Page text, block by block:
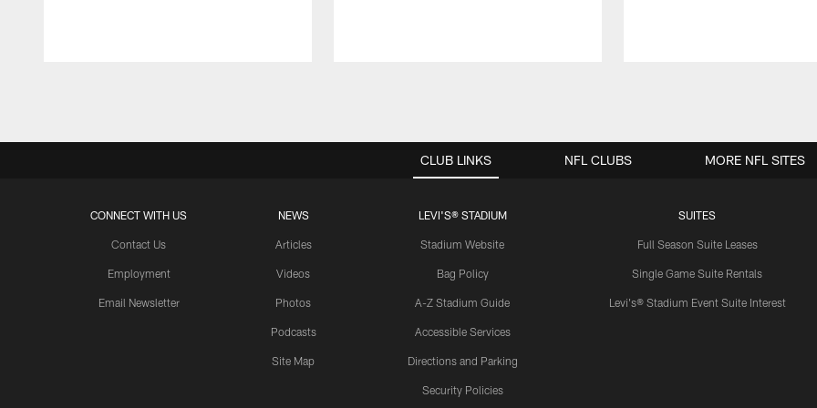
CLUB LINKS
CONNECT WITH US
Contact Us
Employment
Email Newsletter
NEWS
Articles
Videos
Photos
Podcasts
Site Map
LEVI'S® STADIUM
Stadium Website
Bag Policy
A-Z Stadium Guide
Accessible Services
Directions and Parking
Security Policies
SUITES
Full Season Suite Leases
Single Game Suite Rentals
Levi's® Stadium Event Suite Interest
NFL CLUBS MORE NFL SITES